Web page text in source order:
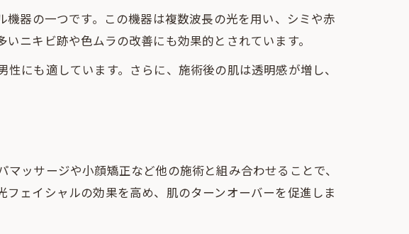
器の一つです。この機器は複数波長の光を用い、シミや赤
ニキビ跡や色ムラの改善にも効果的とされています。
にも適しています。さらに、施術後の肌は透明感が増し、
ッサージや小顔矯正など他の施術と組み合わせることで、
ェイシャルの効果を高め、肌のターンオーバーを促進しま